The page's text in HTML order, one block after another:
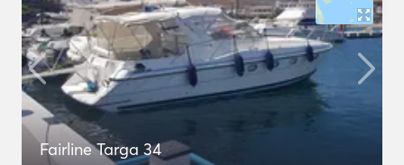
Fairline Targa 34